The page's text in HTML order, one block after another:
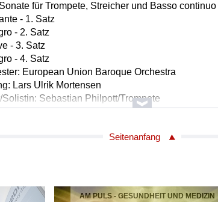
für Trompete, Streicher und Basso
- 1. Satz
- 2. Satz
- 3. Satz
- 4. Satz
European Union Baroque Orchestra
Lars Ulrik Mortensen
Solistin: Sebastian Philpott/Trompete
07:13 min
aus dem Jüdischen Leben
Solistin: Alexander Lonquich/Klavier
Seitenanfang
AM PULS - GESUNDHEIT UND MEDIZIN